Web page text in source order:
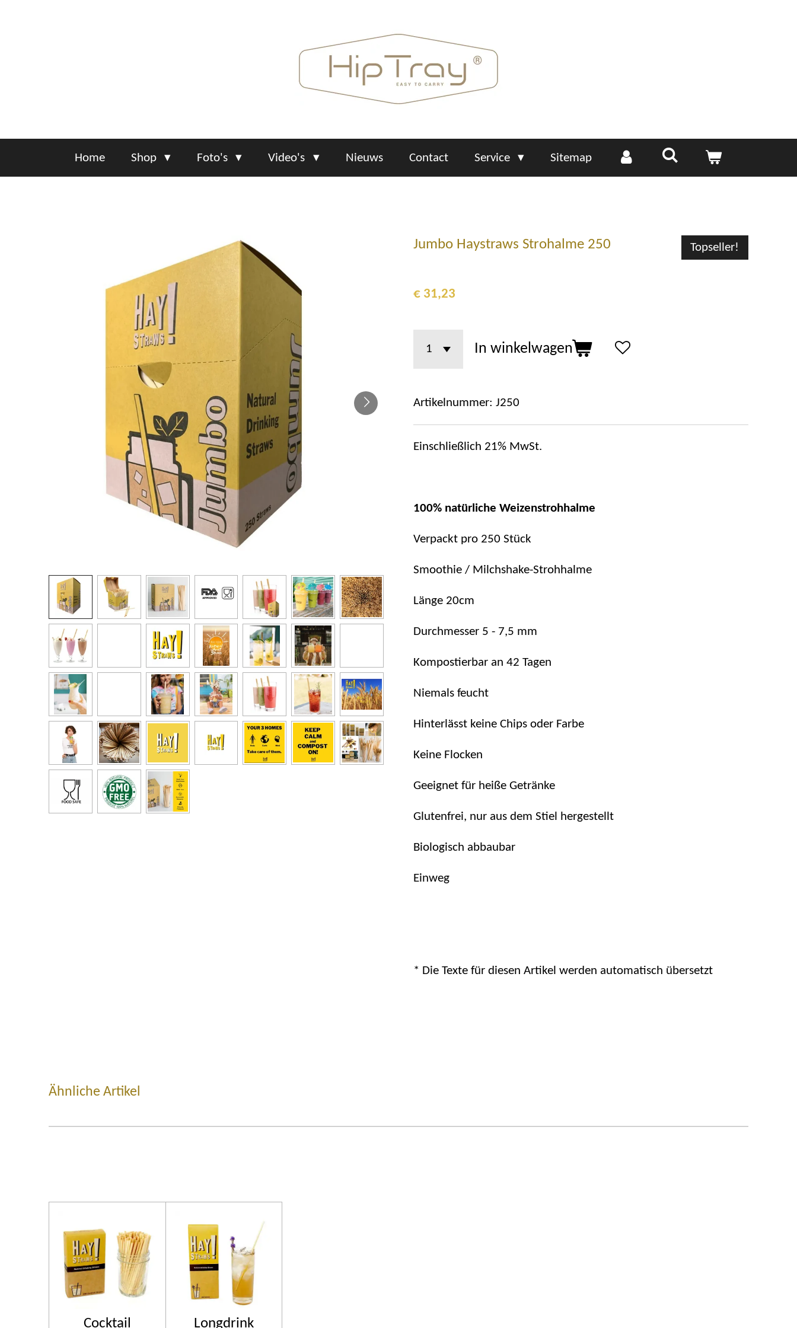
Home Shop Foto's Video's Nieuws Contact Service Sitemap
Jumbo Haystraws Strohalme 250 Topseller!
€ 31,23
In winkelwagen
Artikelnummer: J250
Einschließlich 21% MwSt.
100% natürliche Weizenstrohhalme
Verpackt pro 250 Stück
Smoothie / Milchshake-Strohhalme
Länge 20cm
Durchmesser 5 - 7,5 mm
Kompostierbar an 42 Tagen
Niemals feucht
Hinterlässt keine Chips oder Farbe
Keine Flocken
Geeignet für heiße Getränke
Glutenfrei, nur aus dem Stiel hergestellt
Biologisch abbaubar
Einweg
* Die Texte für diesen Artikel werden automatisch übersetzt
Ähnliche Artikel
Cocktail Longdrink